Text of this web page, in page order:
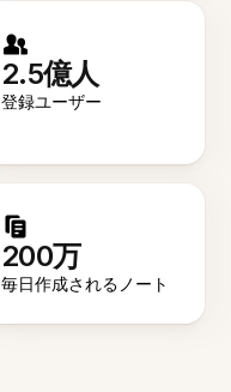
2.5億人
登録ユーザー
200万
毎日作成されるノート